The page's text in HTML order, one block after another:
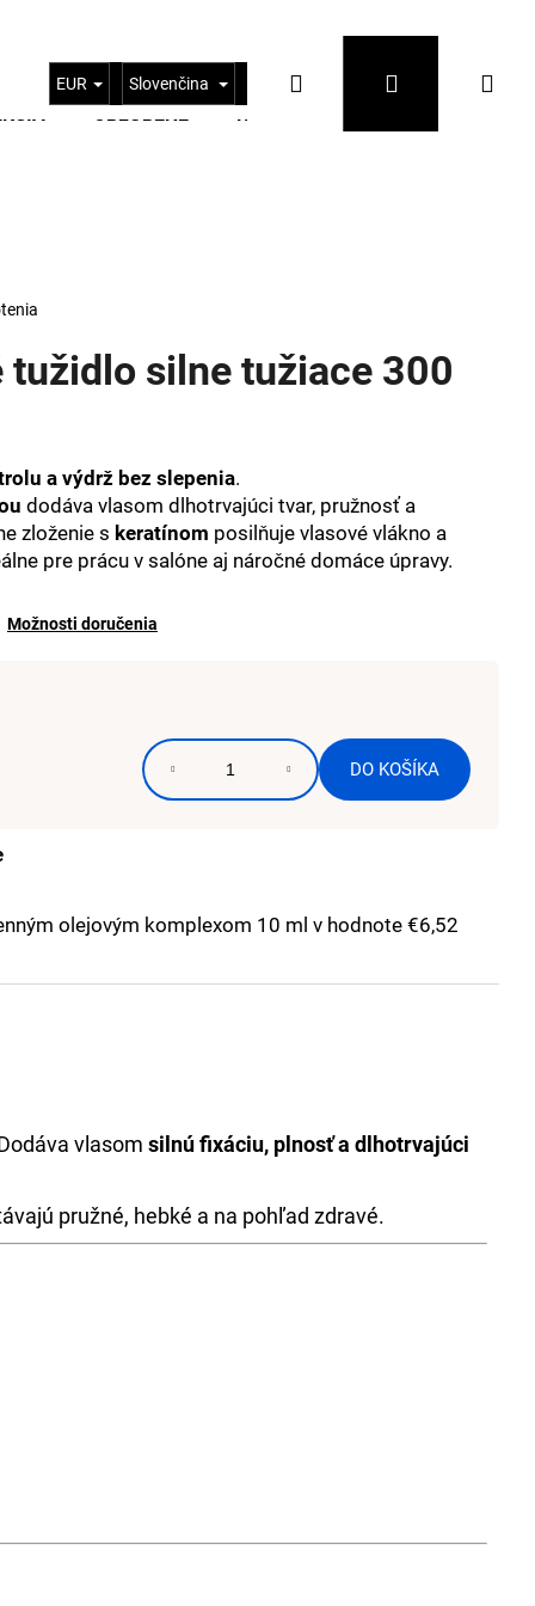
OBĽÚBENÉ KONTAKTY
EUR Slovenčina Hľadať Prihlásenie
tužidlo silne tužiace 300
a výdrž bez slepenia.
dodáva vlasom dlhotrvajúci tvar, pružnosť a
zloženie s keratínom posilňuje vlasové vlákno a
pre prácu v salóne aj náročné domáce úpravy.
Možnosti doručenia
DO KOŠÍKA
olejovým komplexom 10 ml v hodnote €6,52
vlasom silnú fixáciu, plnosť a dlhotrvajúci
pružné, hebké a na pohľad zdravé.
6% 1000 ML